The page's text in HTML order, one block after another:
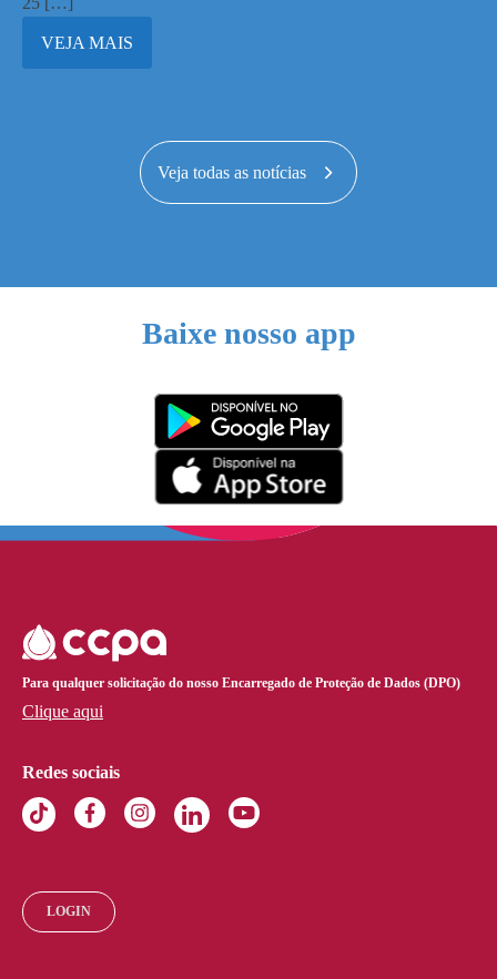
VEJA MAIS
Veja todas as notícias
Baixe nosso app
Para qualquer solicitação do nosso Encarregado de Proteção de Dados (DPO)
Clique aqui
Redes sociais
LOGIN